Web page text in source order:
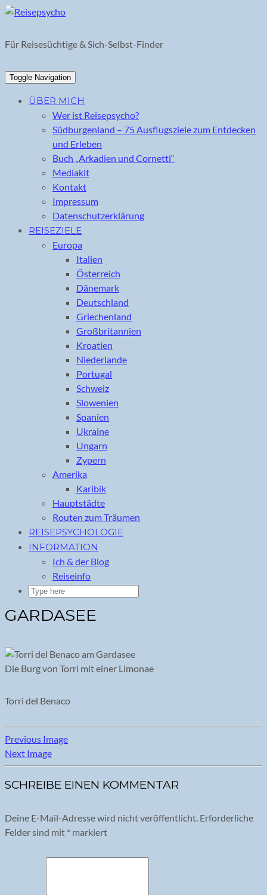
Skip
content
Für Reisesüchtige & Sich-Selbst-Finder
Toggle Navigation
ÜBER MICH
Wer ist Reisepsycho?
Südburgenland – 75 Ausflugsziele zum Entdecken
und Erleben
Buch „Arkadien und Cornetti“
Mediakit
Kontakt
Impressum
Datenschutzerklärung
REISEZIELE
Europa
Italien
Österreich
Dänemark
Deutschland
Griechenland
Großbritannien
Kroatien
Niederlande
Portugal
Schweiz
Slowenien
Spanien
Ukraine
Ungarn
Zypern
Amerika
Karibik
Hauptstädte
Routen zum Träumen
REISEPSYCHOLOGIE
INFORMATION
Ich & der Blog
Reiseinfo
GARDASEE
Die Burg von Torri mit einer Limonae
Torri del Benaco
Previous Image
Next Image
SCHREIBE EINEN KOMMENTAR
Deine E-Mail-Adresse wird nicht veröffentlicht. Erforderliche
Felder sind mit * markiert